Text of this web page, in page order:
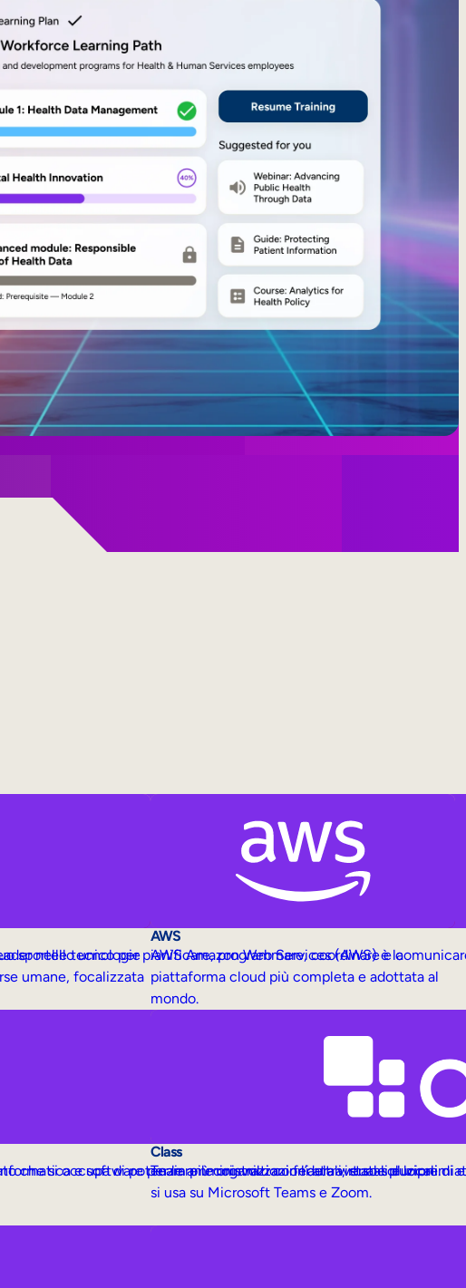
sportello unico per pianificare, programmare, coordinare e
nelle tecnologie
umane, focalizzata
AWS
AWS Amazon Web Services (AWS) è la
piattaforma cloud più completa e adottata al
mondo.
che si occupa di potenziare le organizzazioni attraverso soluzioni di
e software per le amministrazioni federali, statali e locali.
Class
Team più coinvolti con l’aula virtuale
si usa su Microsoft Teams e Zoom.